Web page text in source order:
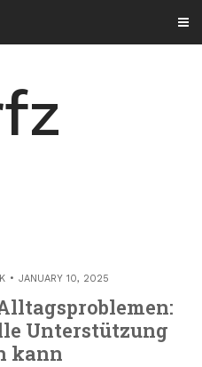
JANUARY 10, 2025
Unterstützung
kann